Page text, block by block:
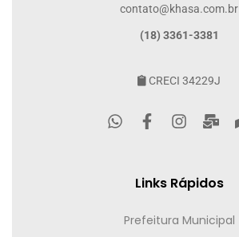
contato@khasa.com.br
(18) 3361-3381
CRECI 34229J
Links Rápidos
Prefeitura Municipal